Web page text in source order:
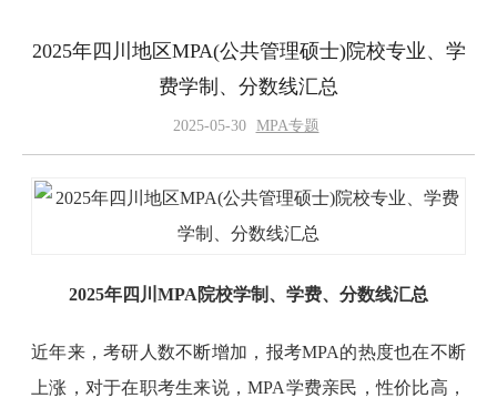
2025年四川地区MPA(公共管理硕士)院校专业、学
费学制、分数线汇总
2025-05-30 MPA专题
2025年四川MPA院校学制、学费、分数线汇总
近年来，考研人数不断增加，报考MPA的热度也在不断
上涨，对于在职考生来说，MPA学费亲民，性价比高，